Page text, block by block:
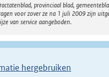
provinciaal blad,
voor zover ze na 1 juli 2009 zijn
van service aangeboden.
hergebruiken